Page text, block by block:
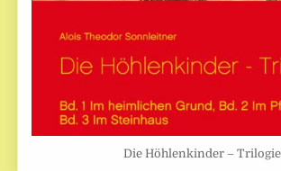
Die Höhlenkinder – Trilogie